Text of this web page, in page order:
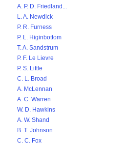
A. P. D. Friedland...
L. A. Newdick
P. R. Furness
P. L. Higinbottom
T. A. Sandstrum
P. F. Le Lievre
P. S. Little
C. L. Broad
A. McLennan
A. C. Warren
W. D. Hawkins
A. W. Shand
B. T. Johnson
C. C. Fox